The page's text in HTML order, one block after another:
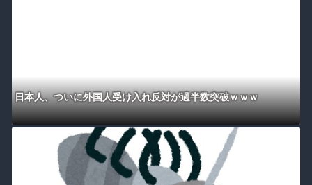
日本人、ついに外国人受け入れ反対が過半数突破ｗｗｗ